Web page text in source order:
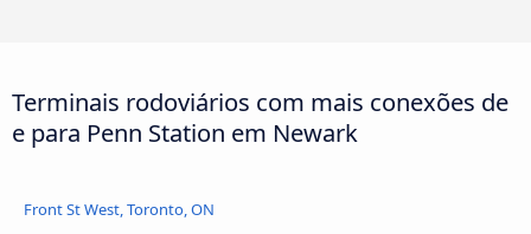
Terminais rodoviários com mais conexões de
e para Penn Station em Newark
Front St West, Toronto, ON